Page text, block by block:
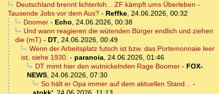
Deutschland brennt lichterloh... ZF kämpft ums Überleben -
Tausende Jobs vor dem Aus? - Reffke, 24.06.2026, 00:32
Doomer- Echo, 24.06.2026, 00:38
Und wann reagieren die wütenden Bürger endlich und ziehen
die (mT) - DT, 24.06.2026, 00:49
Wenn der Arbeitsplatz futsch ist bzw. das Portemonnaie leer
ist, siehe 1930. - paranoia, 24.06.2026, 01:46
DT mimt hier den wutnickelnden Rage Boomer- FOX-
NEWS, 24.06.2026, 07:30
So hält er Opa immer auf dem aktuellen Stand... -